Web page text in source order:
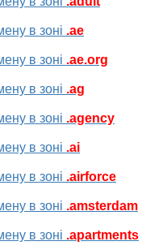
в зоні .ae
в зоні .ae.org
в зоні .ag
в зоні .agency
в зоні .ai
в зоні .airforce
в зоні .amsterdam
в зоні .apartments